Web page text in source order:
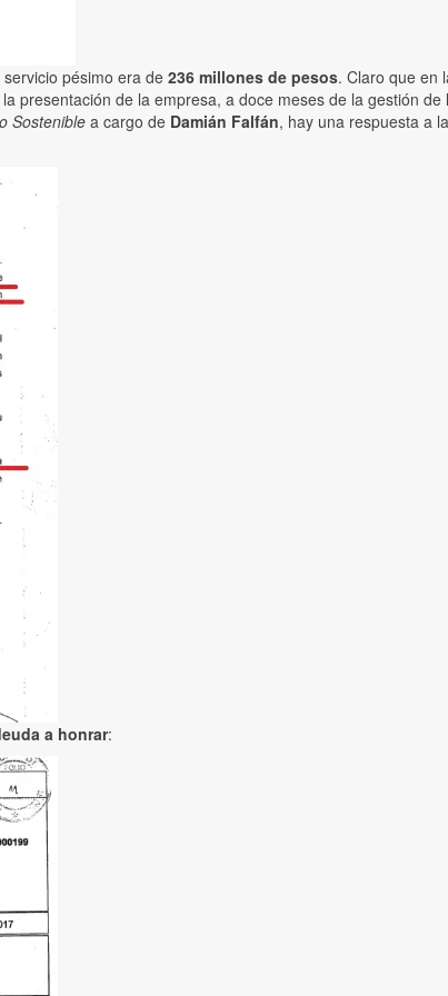
pésimo era de 236 millones de pesos. Claro que en
presentación de la empresa, a doce meses de la gestión de
Sostenible a cargo de Damián Falfán, hay una respuesta a
a honrar: